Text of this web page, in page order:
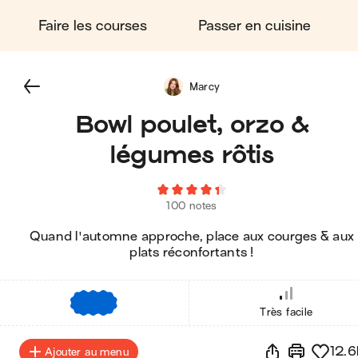
Faire les courses Passer en cuisine
Bowl poulet, orzo &
légumes rôtis
100 notes
Quand l'automne approche, place aux courges & aux
plats réconfortants !
Marcy
Très facile
Ajouter au menu